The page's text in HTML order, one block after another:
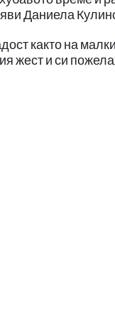
Даниела
както на
жест и си